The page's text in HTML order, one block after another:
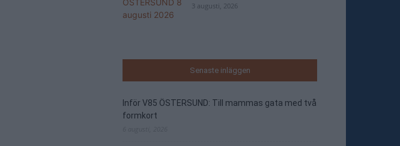
3 augusti, 2026
Senaste inläggen
Inför V85 ÖSTERSUND: Till mammas gata med två
formkort